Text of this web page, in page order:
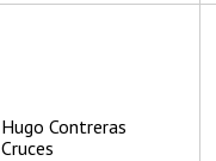
Hugo Contreras
Cruces